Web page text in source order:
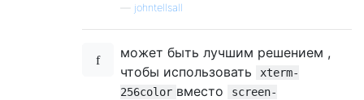
johntellsall
может быть лучшим решением ,
чтобы использовать
xterm-
256color вместо
screen-